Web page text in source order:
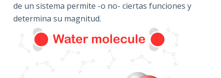
de un sistema permite -o no- ciertas funciones y
determina su magnitud.